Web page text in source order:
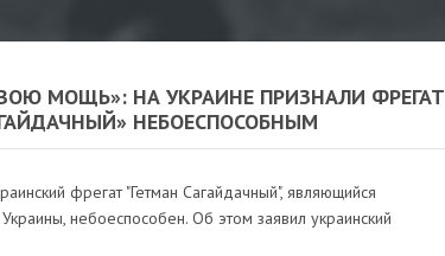
МОЩЬ»: НА УКРАИНЕ ПРИЗНАЛИ ФРЕГАТ
НЕБОЕСПОСОБНЫМ
фрегат "Гетман Сагайдачный", являющийся
небоеспособен. Об этом заявил украинский